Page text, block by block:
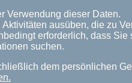
Verwendung dieser Daten.
ausüben, die zu
erforderlich, dass
suchen.
dem persönlichen